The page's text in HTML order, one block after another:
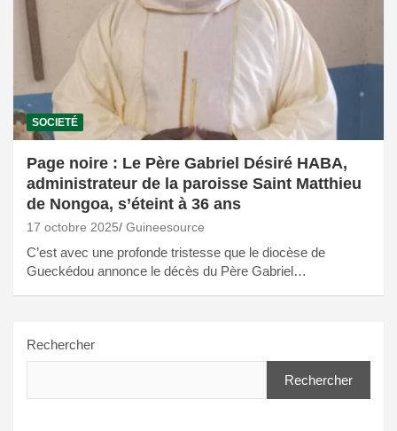
SOCIETÉ
Page noire : Le Père Gabriel Désiré HABA,
administrateur de la paroisse Saint Matthieu
de Nongoa, s’éteint à 36 ans
17 octobre 2025 Guineesource
C’est avec une profonde tristesse que le diocèse de
Gueckédou annonce le décès du Père Gabriel…
Rechercher
Rechercher